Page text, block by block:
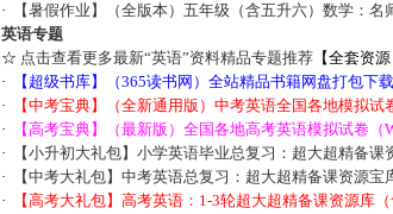
·
【暑假作业】（全版本）五年级（含五升六）数学：名
英语专题
☆ 点击查看更多最新“英语”资料精品专题推荐【全套资源
·
【超级书库】（365读书网）全站精品书籍网盘打包下
·
【中考宝典】（全新通用版）中考英语全国各地模拟试
·
【高考宝典】（最新版）全国各地高考英语模拟试卷（
·
【小升初大礼包】小学英语毕业总复习：超大超精备课
·
【中考大礼包】中考英语总复习：超大超精备课资源宝
·
【高考大礼包】高考英语：1-3轮超大超精备课资源库